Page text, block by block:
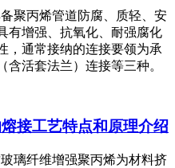
聚丙烯管道防腐、质轻、安
有增强、抗氧化、耐强腐化
，通常接纳的连接要领为承
活套法兰）连接等三种。
接工艺特点和原理介绍
璃纤维增强聚丙烯为材料挤